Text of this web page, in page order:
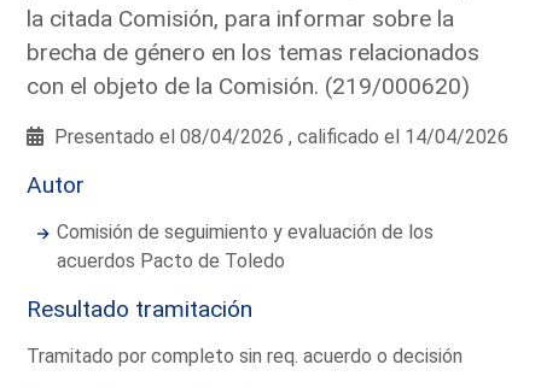
la citada Comisión, para informar sobre la
brecha de género en los temas relacionados
con el objeto de la Comisión. (219/000620)
Presentado el 08/04/2026 , calificado el 14/04/2026
Autor
Comisión de seguimiento y evaluación de los
acuerdos Pacto de Toledo
Resultado tramitación
Tramitado por completo sin req. acuerdo o decisión